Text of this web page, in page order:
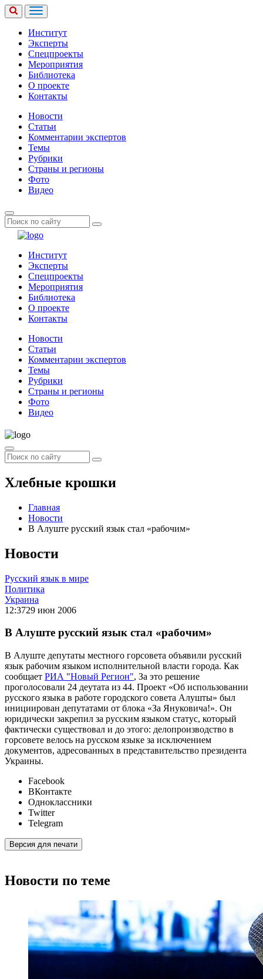
Институт
Эксперты
Спецпроекты
Мероприятия
Библиотека
О проекте
Контакты
Новости
Статьи
Комментарии экспертов
Темы
Рубрики
Страны и регионы
Фото
Видео
Институт
Эксперты
Спецпроекты
Мероприятия
Библиотека
О проекте
Контакты
Новости
Статьи
Комментарии экспертов
Темы
Рубрики
Страны и регионы
Фото
Видео
Хлебные крошки
Главная
Новости
В Алуште русский язык стал «рабочим»
Новости
Русский язык в мире
Политика
Украина
12:3729 июн 2006
В Алуште русский язык стал «рабочим»
В Алуште депутаты местного горсовета объявили русский
язык рабочим языком исполнительной власти города. Как
сообщает РИА "Новый Регион", За это решение
проголосовали 24 деутата из 44. Проект «Об использовании
русского языка в работе городского совета Алушты» был
инициирован депутатами от блока «За Януковича!». Он
юридически закрепил за русским языком статус, который
фактически существовал и до этого: делопроизводство в
горсовете велось на русском языке за исключением
документов, адресованных в представительство президента
Украины.
Facebook
ВКонтакте
Одноклассники
Twitter
Telegram
Версия для печати
Новости по теме